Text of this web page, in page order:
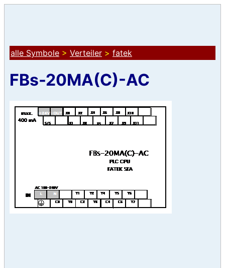
alle Symbole > Verteiler > fatek
FBs-20MA(C)-AC